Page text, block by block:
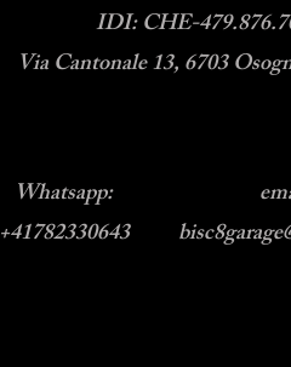
IDI: CHE-
Via Cantonale 13, 6703
Whatsapp:
+41782330643